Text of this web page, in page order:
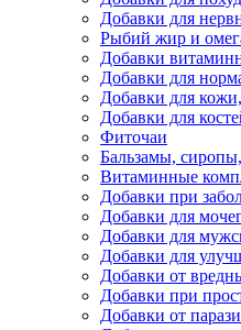
Добавки для
Рыбий жир и
Добавки
Добавки для
Добавки для
Добавки для
Фиточаи
Бальзамы,
Витаминные
Добавки при
Добавки для
Добавки для
Добавки для
Добавки от
Добавки при
Добавки от